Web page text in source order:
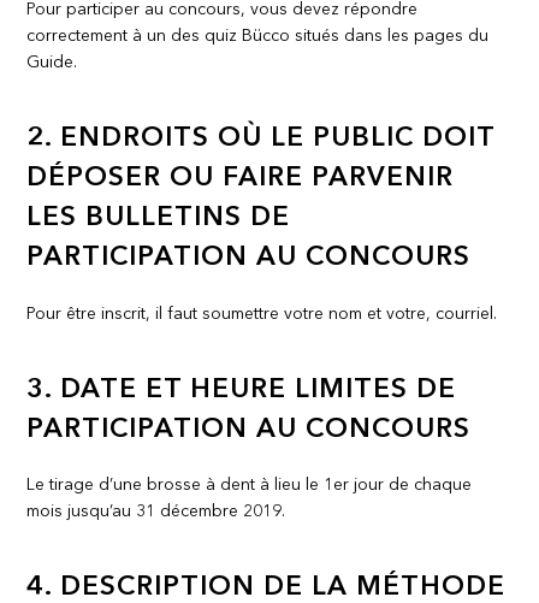
Pour participer au concours, vous devez répondre
correctement à un des quiz Bücco situés dans les pages du
Guide.
2. ENDROITS OÙ LE PUBLIC DOIT
DÉPOSER OU FAIRE PARVENIR
LES BULLETINS DE
PARTICIPATION AU CONCOURS
Pour être inscrit, il faut soumettre votre nom et votre, courriel.
3. DATE ET HEURE LIMITES DE
PARTICIPATION AU CONCOURS
Le tirage d’une brosse à dent à lieu le 1er jour de chaque
mois jusqu’au 31 décembre 2019.
4. DESCRIPTION DE LA MÉTHODE